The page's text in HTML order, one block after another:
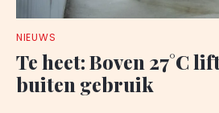
NIEUWS
Te heet: Boven 27°C
buiten gebruik